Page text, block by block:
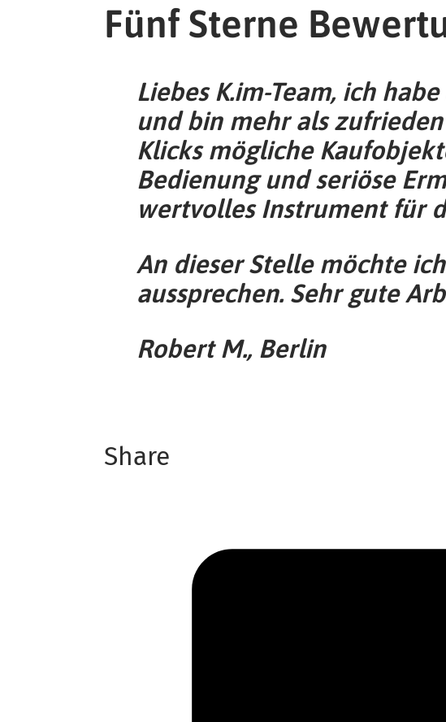
Fünf Sterne
Liebes K.im-Team, ich
und bin mehr als
Klicks mögliche
Bedienung und seriöse
wertvolles Instrument für
An dieser Stelle möchte
aussprechen. Sehr gute
Robert M., Berlin
Share